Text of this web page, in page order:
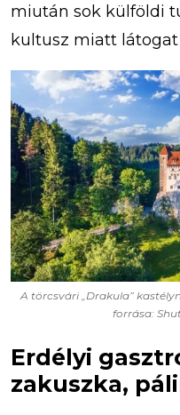
miután sok külföldi
kultusz miatt látogat
A törcsvári „Drakula”
forrása:
Erdélyi
zakuszka,